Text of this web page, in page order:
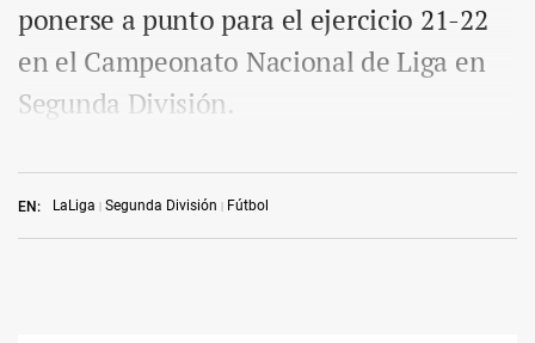
EN: LaLiga Segunda División Fútbol
ponerse a punto para el ejercicio 21-22
en el Campeonato Nacional de Liga en
Segunda División.